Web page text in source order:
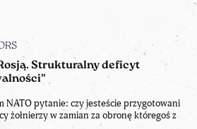
Strukturalny deficyt
NATO pytanie: czy jesteście przygotowani
żołnierzy w zamian za obronę któregoś z